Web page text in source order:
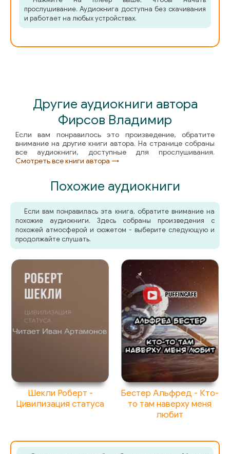
прослушивание. Аудиокнига доступна без скачивания
и работает на любых устройствах.
Другие аудиокниги автора
Фирсов Владимир
Если вам понравилось это произведение, обратите
внимание на другие книги автора. На странице собраны
все аудиокниги, доступные для прослушивания.
Смотреть все книги автора →
Похожие аудиокниги
Если вам понравилась эта книга, обратите внимание на
похожие аудиокниги. Здесь собраны произведения с
похожей атмосферой и сюжетом - выберите следующую и
продолжайте слушать.
Шекли Роберт -
Цивилизация статуса
Бестер Альфред - Кто-
то там наверху меня
любит